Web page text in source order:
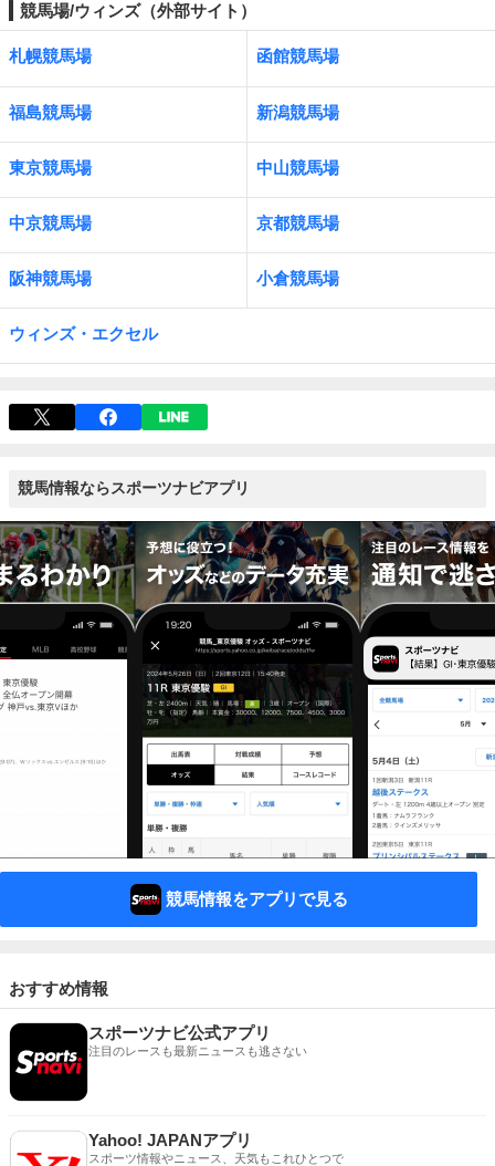
競馬場/ウィンズ（外部サイト）
札幌競馬場 函館競馬場
福島競馬場 新潟競馬場
東京競馬場 中山競馬場
中京競馬場 京都競馬場
阪神競馬場 小倉競馬場
ウィンズ・エクセル
競馬情報ならスポーツナビアプリ
競馬情報をアプリで見る
おすすめ情報
スポーツナビ公式アプリ
注目のレースも最新ニュースも逃さない
Yahoo! JAPANアプリ
スポーツ情報やニュース、天気もこれひとつで